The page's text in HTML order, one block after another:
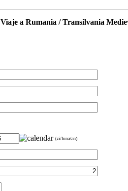
Viaje a Rumania / Transilvania
(zi/luna/an)